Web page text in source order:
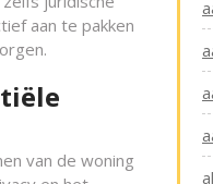
aan te pakken
van de woning